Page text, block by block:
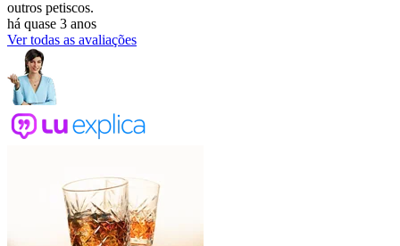
outros petiscos.
há quase 3 anos
Ver todas as avaliações